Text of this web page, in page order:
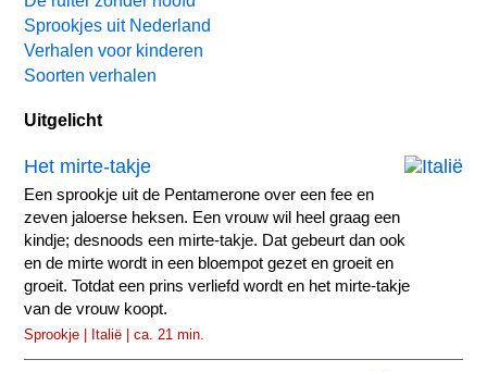
Sprookjes uit Nederland
Verhalen voor kinderen
Soorten verhalen
Uitgelicht
Het mirte-takje
Een sprookje uit de Pentamerone over een fee en
zeven jaloerse heksen. Een vrouw wil heel graag een
kindje; desnoods een mirte-takje. Dat gebeurt dan ook
en de mirte wordt in een bloempot gezet en groeit en
groeit. Totdat een prins verliefd wordt en het mirte-takje
van de vrouw koopt.
Sprookje | Italië | ca. 21 min.